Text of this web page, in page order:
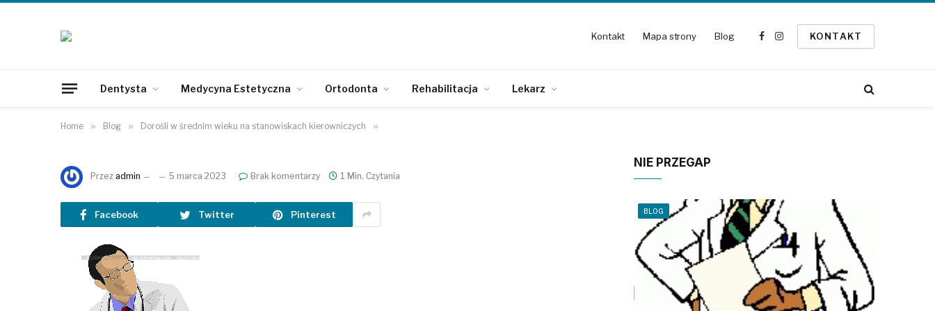
Kontakt Mapa strony Blog
Facebook
Instagram
KONTAKT
Dentysta Medycyna Estetyczna Ortodonta Rehabilitacja Lekarz
Home » Blog » Dorośli w średnim wieku na stanowiskach kierowniczych »
Przez admin 5 marca 2023 Brak komentarzy 1 Min. Czytania
Facebook Twitter Pinterest
NIE PRZEGAP
BLOG